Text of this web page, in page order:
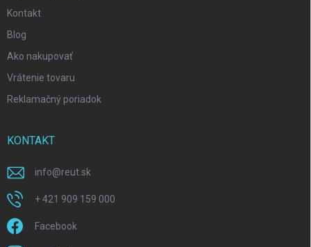
Kontakt
Blog
Ako nakupovať
Vrátenie tovaru
Reklamačný poriadok
KONTAKT
info@reut.sk
+ 421 909 159 000
Facebook